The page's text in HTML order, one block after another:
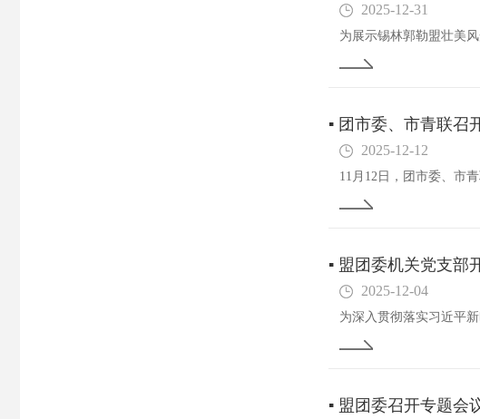
2025-12-31
▪ 团市委、市青联召
2025-12-12
▪ 盟团委机关党支部
2025-12-04
▪ 盟团委召开专题会